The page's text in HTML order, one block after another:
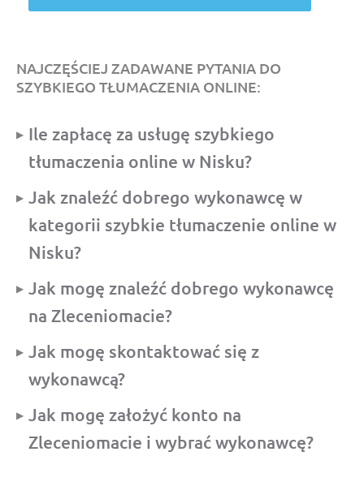
NAJCZĘŚCIEJ ZADAWANE PYTANIA DO
SZYBKIEGO TŁUMACZENIA ONLINE:
Ile zapłacę za usługę szybkiego
tłumaczenia online w Nisku?
Jak znaleźć dobrego wykonawcę w
kategorii szybkie tłumaczenie online w
Nisku?
Jak mogę znaleźć dobrego wykonawcę
na Zleceniomacie?
Jak mogę skontaktować się z
wykonawcą?
Jak mogę założyć konto na
Zleceniomacie i wybrać wykonawcę?